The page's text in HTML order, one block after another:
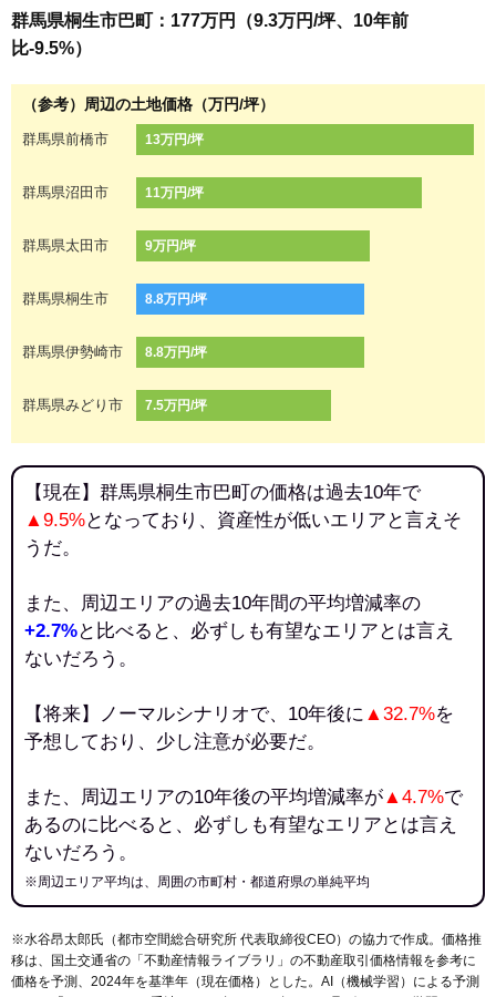
群馬県桐生市巴町：177万円（9.3万円/坪、10年前
比-9.5%）
（参考）周辺の土地価格（万円/坪）
群馬県前橋市 13万円/坪
群馬県沼田市 11万円/坪
群馬県太田市 9万円/坪
群馬県桐生市 8.8万円/坪
群馬県伊勢崎市 8.8万円/坪
群馬県みどり市 7.5万円/坪
【現在】群馬県桐生市巴町の価格は過去10年で
▲9.5%となっており、資産性が低いエリアと言えそ
うだ。
また、周辺エリアの過去10年間の平均増減率の
+2.7%と比べると、必ずしも有望なエリアとは言え
ないだろう。
【将来】ノーマルシナリオで、10年後に ▲32.7%を
予想しており、少し注意が必要だ。
また、周辺エリアの10年後の平均増減率が▲4.7%で
あるのに比べると、必ずしも有望なエリアとは言え
ないだろう。
※周辺エリア平均は、周囲の市町村・都道府県の単純平均
※水谷昂太郎氏（都市空間総合研究所 代表取締役CEO）の協力で作成。価格推
移は、国土交通省の「 不動産情報ライブラリ 」の不動産取引価格情報を参考に
価格を予測、2024年を基準年（現在価格）とした。AI（機械学習）による予測